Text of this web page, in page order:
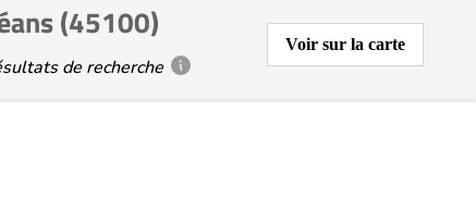
(45100)
de recherche
Voir sur la carte